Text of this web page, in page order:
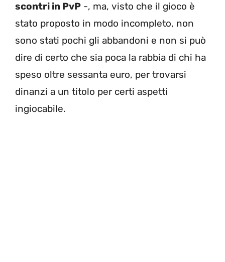
scontri in PvP -, ma, visto che il gioco è
stato proposto in modo incompleto, non
sono stati pochi gli abbandoni e non si può
dire di certo che sia poca la rabbia di chi ha
speso oltre sessanta euro, per trovarsi
dinanzi a un titolo per certi aspetti
ingiocabile.